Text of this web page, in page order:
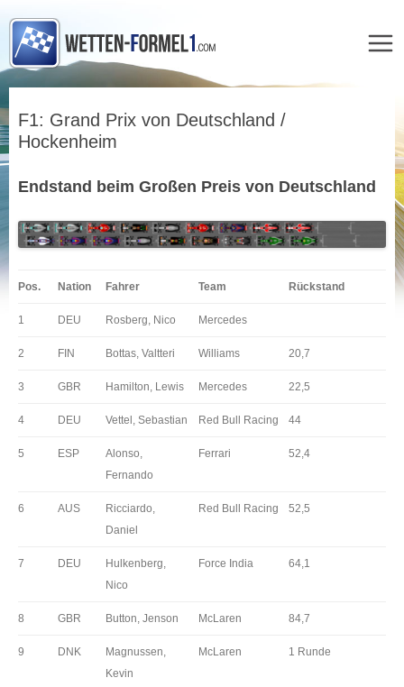
springen
F1: Grand Prix von Deutschland /
Hockenheim
Endstand beim Großen Preis von Deutschland
Pos. Nation Fahrer Team Rückstand
1 DEU Rosberg, Nico Mercedes
2 FIN Bottas, Valtteri Williams 20,7
3 GBR Hamilton, Lewis Mercedes 22,5
4 DEU Vettel, Sebastian Red Bull Racing 44
5 ESP
Alonso,
Fernando
Ferrari 52,4
6 AUS
Ricciardo,
Daniel
Red Bull Racing 52,5
7 DEU
Hulkenberg,
Nico
Force India 64,1
8 GBR Button, Jenson McLaren 84,7
9 DNK
Magnussen,
Kevin
McLaren 1 Runde